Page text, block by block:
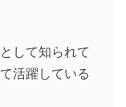
して知られて
活躍している